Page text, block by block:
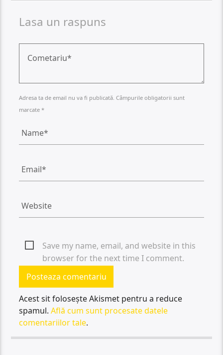
Lasa un raspuns
Adresa ta de email nu va fi publicată. Câmpurile obligatorii sunt
marcate *
Save my name, email, and website in this
browser for the next time I comment.
Acest sit folosește Akismet pentru a reduce
spamul.Află cum sunt procesate datele
comentariilor tale.